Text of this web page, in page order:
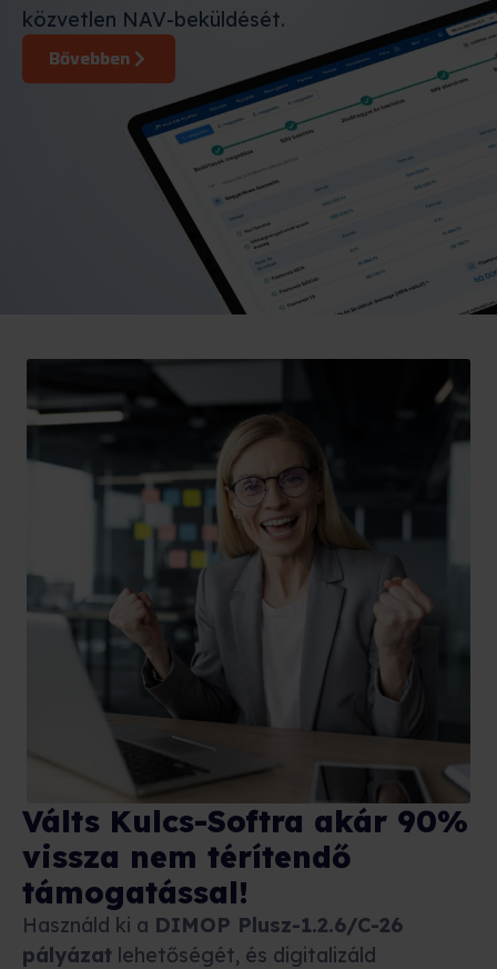
közvetlen NAV-beküldését.
Bővebben
Válts Kulcs-Softra akár 90%
vissza nem térítendő
támogatással!
Használd ki a DIMOP Plusz-1.2.6/C-26
pályázat lehetőségét, és digitalizáld